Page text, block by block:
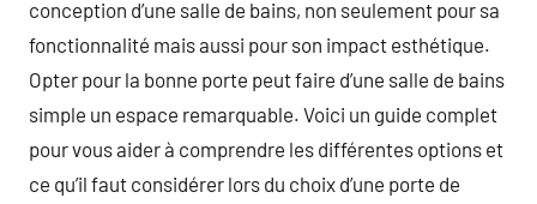
conception d’une salle de bains, non seulement pour sa
fonctionnalité mais aussi pour son impact esthétique.
Opter pour la bonne porte peut faire d’une salle de bains
simple un espace remarquable. Voici un guide complet
pour vous aider à comprendre les différentes options et
ce qu’il faut considérer lors du choix d’une porte de